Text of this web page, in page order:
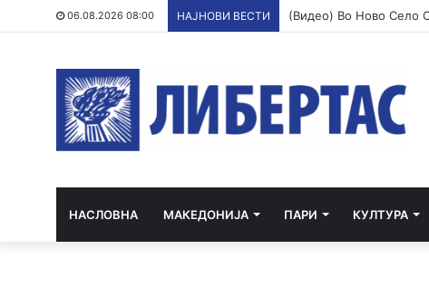
06.08.2026 08:00 НАЈНОВИ ВЕСТИ
НАСЛОВНА МАКЕДОНИЈА ПАРИ КУЛТУРА